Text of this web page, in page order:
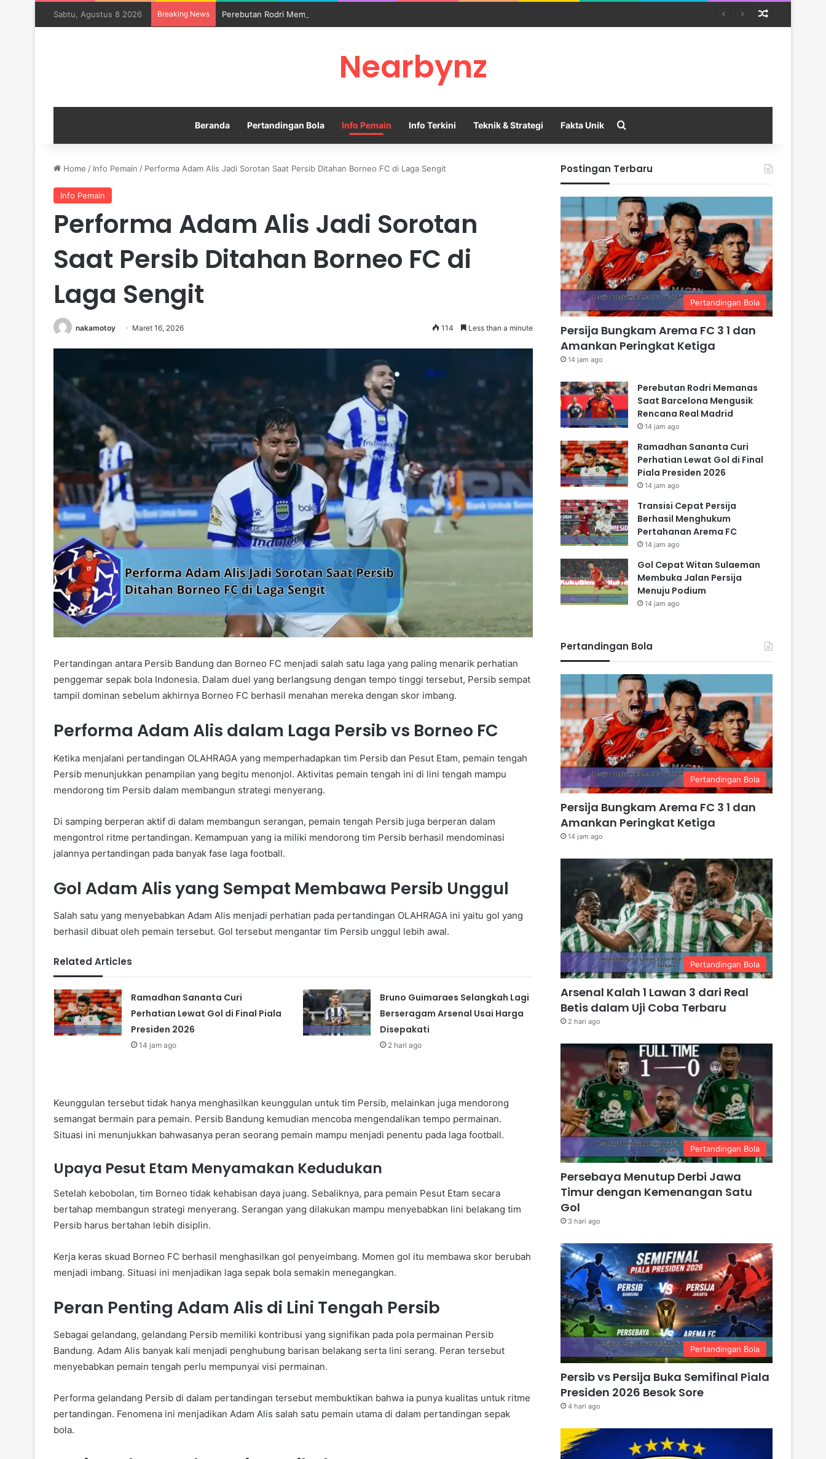
Sabtu, Agustus 8 2026 Breaking News Perebutan Rodri Memanas Saat Barcelona Mengusik Rencana Real Madrid
Nearbynz
Beranda Pertandingan Bola Info Pemain Info Terkini Teknik & Strategi Fakta Unik
Home / Info Pemain / Performa Adam Alis Jadi Sorotan Saat Persib Ditahan Borneo FC di Laga Sengit
Info Pemain
Performa Adam Alis Jadi Sorotan
Saat Persib Ditahan Borneo FC di
Laga Sengit
nakamotoy Maret 16, 2026 114 Less than a minute
Pertandingan antara Persib Bandung dan Borneo FC menjadi salah satu laga yang paling menarik perhatian
penggemar sepak bola Indonesia. Dalam duel yang berlangsung dengan tempo tinggi tersebut, Persib sempat
tampil dominan sebelum akhirnya Borneo FC berhasil menahan mereka dengan skor imbang.
Performa Adam Alis dalam Laga Persib vs Borneo FC
Ketika menjalani pertandingan OLAHRAGA yang memperhadapkan tim Persib dan Pesut Etam, pemain tengah
Persib menunjukkan penampilan yang begitu menonjol. Aktivitas pemain tengah ini di lini tengah mampu
mendorong tim Persib dalam membangun strategi menyerang.
Di samping berperan aktif di dalam membangun serangan, pemain tengah Persib juga berperan dalam
mengontrol ritme pertandingan. Kemampuan yang ia miliki mendorong tim Persib berhasil mendominasi
jalannya pertandingan pada banyak fase laga football.
Gol Adam Alis yang Sempat Membawa Persib Unggul
Salah satu yang menyebabkan Adam Alis menjadi perhatian pada pertandingan OLAHRAGA ini yaitu gol yang
berhasil dibuat oleh pemain tersebut. Gol tersebut mengantar tim Persib unggul lebih awal.
Related Articles
Ramadhan Sananta Curi
Perhatian Lewat Gol di Final Piala
Presiden 2026
14 jam ago
Bruno Guimaraes Selangkah Lagi
Berseragam Arsenal Usai Harga
Disepakati
2 hari ago
Keunggulan tersebut tidak hanya menghasilkan keunggulan untuk tim Persib, melainkan juga mendorong
semangat bermain para pemain. Persib Bandung kemudian mencoba mengendalikan tempo permainan.
Situasi ini menunjukkan bahwasanya peran seorang pemain mampu menjadi penentu pada laga football.
Upaya Pesut Etam Menyamakan Kedudukan
Setelah kebobolan, tim Borneo tidak kehabisan daya juang. Sebaliknya, para pemain Pesut Etam secara
bertahap membangun strategi menyerang. Serangan yang dilakukan mampu menyebabkan lini belakang tim
Persib harus bertahan lebih disiplin.
Kerja keras skuad Borneo FC berhasil menghasilkan gol penyeimbang. Momen gol itu membawa skor berubah
menjadi imbang. Situasi ini menjadikan laga sepak bola semakin menegangkan.
Peran Penting Adam Alis di Lini Tengah Persib
Sebagai gelandang, gelandang Persib memiliki kontribusi yang signifikan pada pola permainan Persib
Bandung. Adam Alis banyak kali menjadi penghubung barisan belakang serta lini serang. Peran tersebut
menyebabkan pemain tengah perlu mempunyai visi permainan.
Performa gelandang Persib di dalam pertandingan tersebut membuktikan bahwa ia punya kualitas untuk ritme
pertandingan. Fenomena ini menjadikan Adam Alis salah satu pemain utama di dalam pertandingan sepak
bola.
Postingan Terbaru
Pertandingan Bola
Persija Bungkam Arema FC 3 1 dan
Amankan Peringkat Ketiga
14 jam ago
Perebutan Rodri Memanas
Saat Barcelona Mengusik
Rencana Real Madrid
14 jam ago
Ramadhan Sananta Curi
Perhatian Lewat Gol di Final
Piala Presiden 2026
14 jam ago
Transisi Cepat Persija
Berhasil Menghukum
Pertahanan Arema FC
14 jam ago
Gol Cepat Witan Sulaeman
Membuka Jalan Persija
Menuju Podium
14 jam ago
Pertandingan Bola
Pertandingan Bola
Persija Bungkam Arema FC 3 1 dan
Amankan Peringkat Ketiga
14 jam ago
Pertandingan Bola
Arsenal Kalah 1 Lawan 3 dari Real
Betis dalam Uji Coba Terbaru
2 hari ago
Pertandingan Bola
Persebaya Menutup Derbi Jawa
Timur dengan Kemenangan Satu
Gol
3 hari ago
Pertandingan Bola
Persib vs Persija Buka Semifinal Piala
Presiden 2026 Besok Sore
4 hari ago